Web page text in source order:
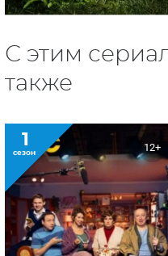
С этим
также
1
сезон 12+